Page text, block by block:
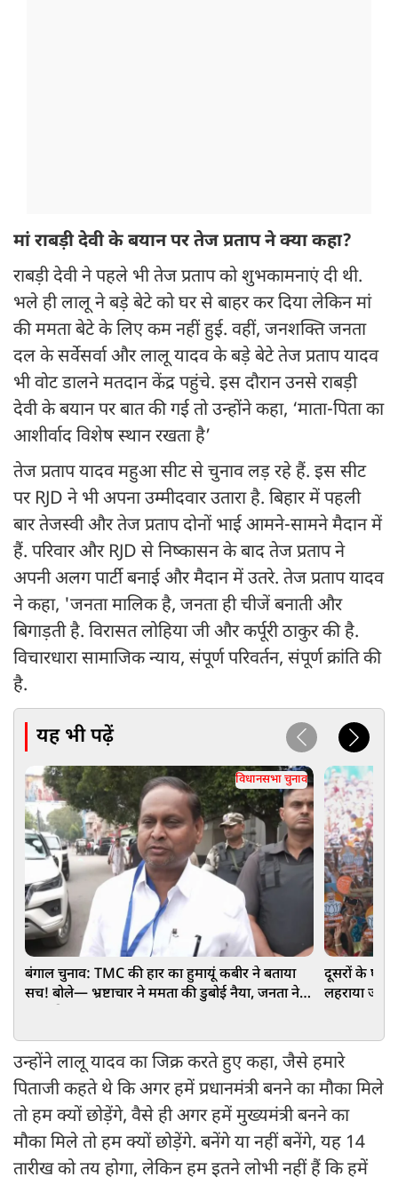
मां राबड़ी देवी के बयान पर तेज प्रताप ने क्या कहा?
राबड़ी देवी ने पहले भी तेज प्रताप को शुभकामनाएं दी थी.
भले ही लालू ने बड़े बेटे को घर से बाहर कर दिया लेकिन मां
की ममता बेटे के लिए कम नहीं हुई. वहीं, जनशक्ति जनता
दल के सर्वेसर्वा और लालू यादव के बड़े बेटे तेज प्रताप यादव
भी वोट डालने मतदान केंद्र पहुंचे. इस दौरान उनसे राबड़ी
देवी के बयान पर बात की गई तो उन्होंने कहा, ‘माता-पिता का
आशीर्वाद विशेष स्थान रखता है’
तेज प्रताप यादव महुआ सीट से चुनाव लड़ रहे हैं. इस सीट
पर RJD ने भी अपना उम्मीदवार उतारा है. बिहार में पहली
बार तेजस्वी और तेज प्रताप दोनों भाई आमने-सामने मैदान में
हैं. परिवार और RJD से निष्कासन के बाद तेज प्रताप ने
अपनी अलग पार्टी बनाई और मैदान में उतरे. तेज प्रताप यादव
ने कहा, 'जनता मालिक है, जनता ही चीजें बनाती और
बिगाड़ती है. विरासत लोहिया जी और कर्पूरी ठाकुर की है.
विचारधारा सामाजिक न्याय, संपूर्ण परिवर्तन, संपूर्ण क्रांति की
है.
यह भी पढ़ें
विधानसभा चुनाव
बंगाल चुनाव: TMC की हार का हुमायूं कबीर ने बताया
सच! बोले— भ्रष्टाचार ने ममता की डुबोई नैया, जनता ने
दूसरों के घर में
लहराया जीत
उन्होंने लालू यादव का जिक्र करते हुए कहा, जैसे हमारे
पिताजी कहते थे कि अगर हमें प्रधानमंत्री बनने का मौका मिले
तो हम क्यों छोड़ेंगे, वैसे ही अगर हमें मुख्यमंत्री बनने का
मौका मिले तो हम क्यों छोड़ेंगे. बनेंगे या नहीं बनेंगे, यह 14
तारीख को तय होगा, लेकिन हम इतने लोभी नहीं हैं कि हमें